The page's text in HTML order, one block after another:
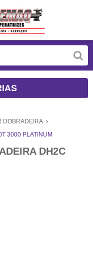
DOBRADEIRA
3000 PLATINUM
DH2C